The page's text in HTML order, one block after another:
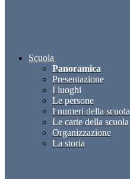
Scuola
Panoramica
Presentazione
I luoghi
Le persone
I numeri della scuola
Le carte della scuola
Organizzazione
La storia